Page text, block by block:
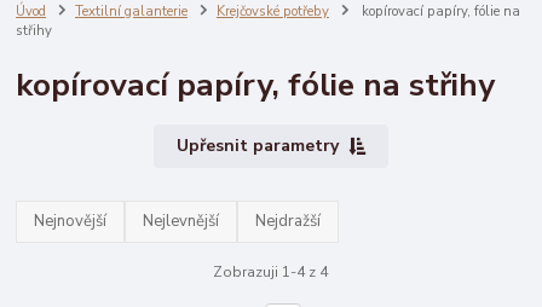
Úvod Textilní galanterie Krejčovské potřeby
kopírovací papíry, fólie na
střihy
kopírovací papíry, fólie na střihy
Upřesnit parametry
Nejnovější Nejlevnější Nejdražší
Zobrazuji 1-4 z 4